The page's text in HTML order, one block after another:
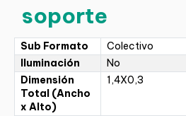
soporte
Sub Formato
Colectivo
Iluminación
No
Dimensión
Total (Ancho
x Alto)
1,4X0,3